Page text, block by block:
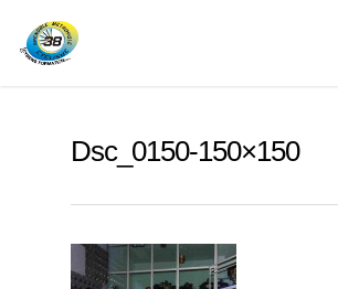
Dsc_0150-150×150